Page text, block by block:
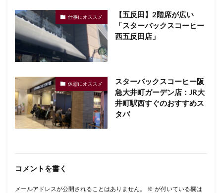
仕事にオススメ
【五反田】2階席が広い
「スターバックスコーヒー
西五反田店」
休憩にオススメ
スターバックスコーヒー阪
急大井町ガーデン店：JR大
井町駅西すぐのおすすめス
タバ
コメントを書く
メールアドレスが公開されることはありません。 ※ が付いている欄は